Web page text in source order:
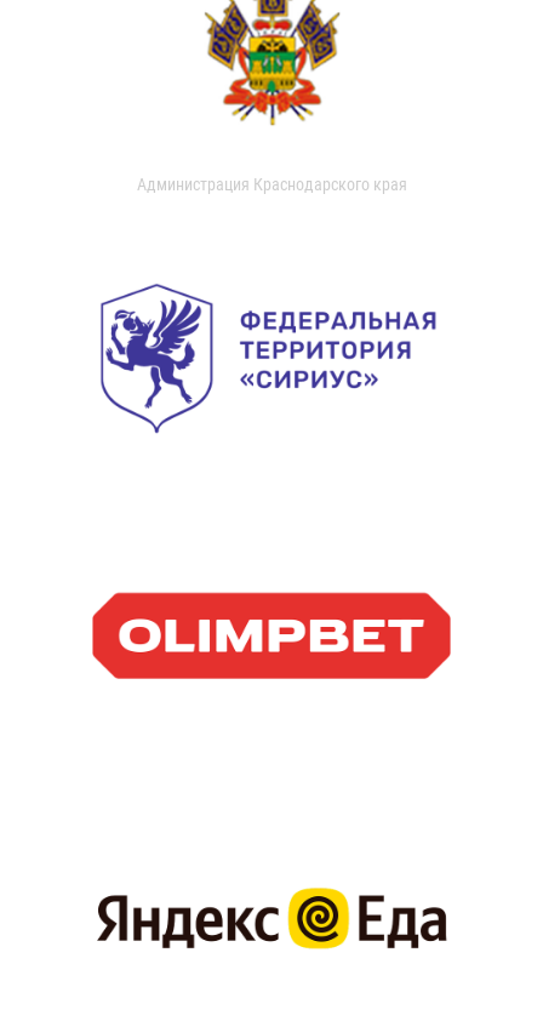
Администрация Краснодарского края